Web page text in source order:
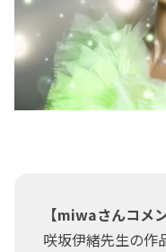
【miwaさんコメ
咲坂伊緒先生の作